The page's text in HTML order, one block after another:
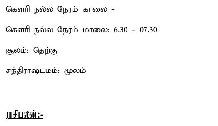
கௌரி நல்ல நேரம் காலை -
கௌரி நல்ல நேரம் மாலை: 6.30 - 07.30
சூலம்: தெற்கு
சந்திராஷ்டமம்: மூலம்
ராசிபலன்:-